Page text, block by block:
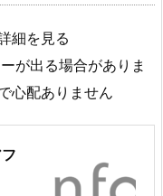
細を見る
が出る場合がありま
心配ありません